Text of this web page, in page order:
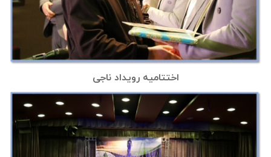
اختتامیه رویداد ناجی